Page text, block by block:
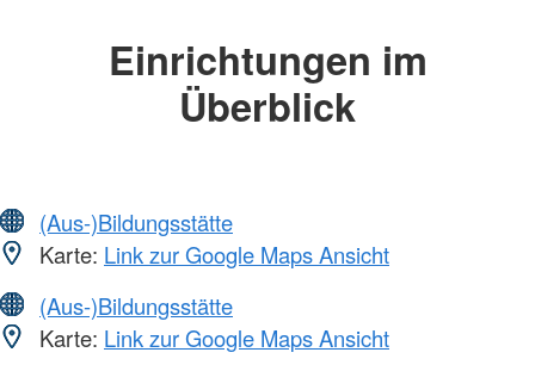
Einrichtungen im
Überblick
(Aus-)Bildungsstätte
Karte: Link zur Google Maps Ansicht
(Aus-)Bildungsstätte
Karte: Link zur Google Maps Ansicht